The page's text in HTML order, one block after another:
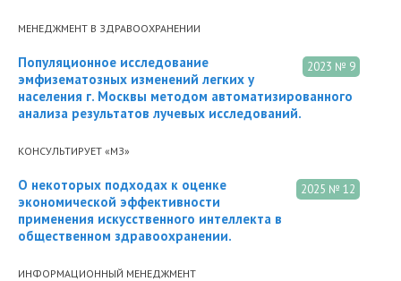
МЕНЕДЖМЕНТ В ЗДРАВООХРАНЕНИИ
2023 № 9
Популяционное исследование
эмфизематозных изменений легких у
населения г. Москвы методом автоматизированного
анализа результатов лучевых исследований.
КОНСУЛЬТИРУЕТ «МЗ»
2025 № 12
О некоторых подходах к оценке
экономической эффективности
применения искусственного интеллекта в
общественном здравоохранении.
ИНФОРМАЦИОННЫЙ МЕНЕДЖМЕНТ